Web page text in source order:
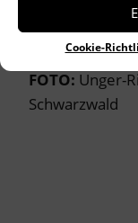
Cookie-
Thomas Percy
enger
FOTO: Unger-
Schwarzwald